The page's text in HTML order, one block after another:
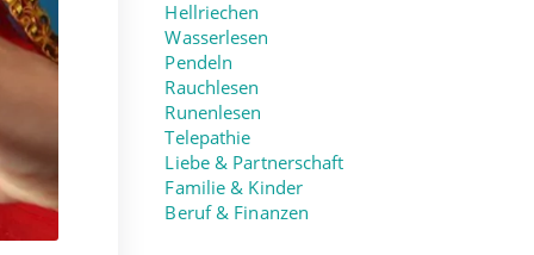
Hellriechen
Wasserlesen
Pendeln
Rauchlesen
Runenlesen
Telepathie
Liebe & Partnerschaft
Familie & Kinder
Beruf & Finanzen